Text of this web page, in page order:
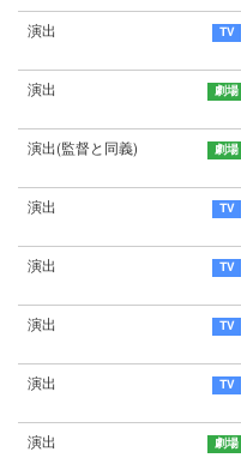
演出
演出
演出(監督と同義)
演出
演出
演出
演出
演出